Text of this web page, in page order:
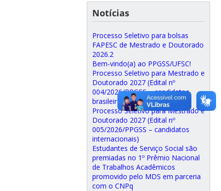
Notícias
Processo Seletivo para bolsas
FAPESC de Mestrado e Doutorado
2026.2
Bem-vindo(a) ao PPGSS/UFSC!
Processo Seletivo para Mestrado e
Doutorado 2027 (Edital nº
004/2026/PPGSS – candidatos
brasileiros)
Processo Seletivo para Mestrado e
Doutorado 2027 (Edital nº
005/2026/PPGSS – candidatos
internacionais)
Estudantes de Serviço Social são
premiadas no 1º Prêmio Nacional
de Trabalhos Acadêmicos
promovido pelo MDS em parceria
com o CNPq